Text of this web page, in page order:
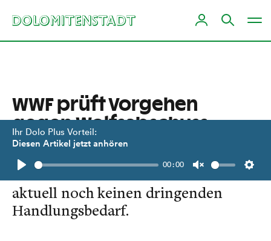
Ihr Dolo Plus Vorteil:
Diesen Artikel jetzt anhören
Play
00:00
Unmute
WWF prüft Vorgehen
gegen Wolfsabschuss-
Verordnungen
Die EU-Kommission in Brüssel sieht
aktuell noch keinen dringenden
Handlungsbedarf.